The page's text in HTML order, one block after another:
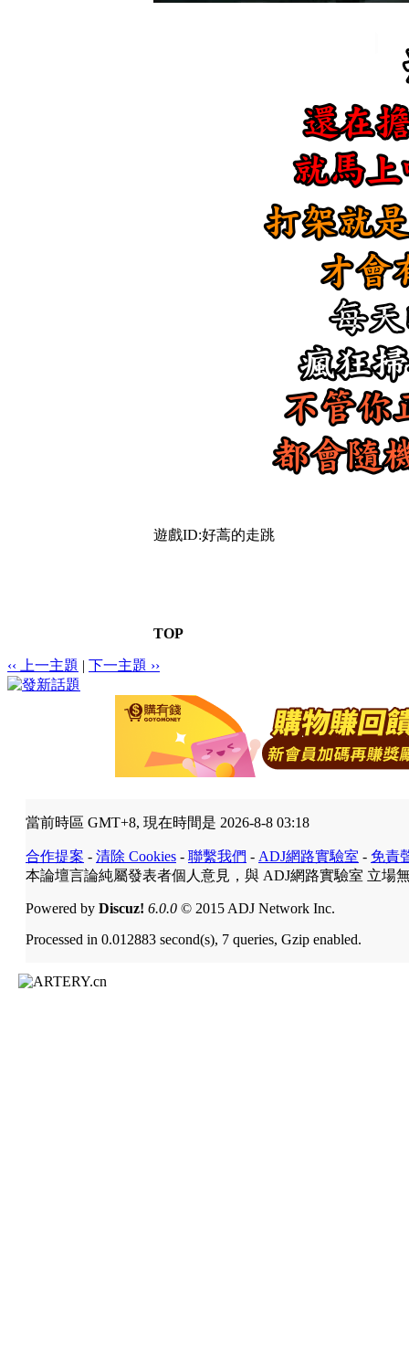
遊戲ID:好蒿的走跳
TOP
‹‹ 上一主題 | 下一主題 ››
當前時區 GMT+8, 現在時間是 2026-8-8 03:18
合作提案 - 清除 Cookies - 聯繫我們 - ADJ網路實驗室 - 免責
本論壇言論純屬發表者個人意見，與 ADJ網路實驗室 立場
Powered by Discuz! 6.0.0 © 2015 ADJ Network Inc.
Processed in 0.012883 second(s), 7 queries, Gzip enabled.